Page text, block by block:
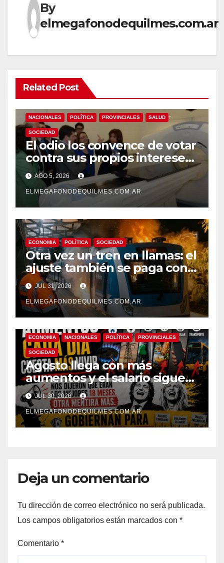
By
elmegafonodequilmes.com.ar
Related Post
NACIONALES POLÍTICA PROVINCIALES SALUD
SOCIEDAD
El odio los convence de votar
contra sus propios intereses.
Una Sociedad atrapada en la
grieta
AGO 5, 2026
ELMEGAFONODEQUILMES.COM.AR
ECONOMIA POLÍTICA SOCIEDAD
Otra vez un tren en llamas: el
ajuste también se paga con
seguridad
JUL 31, 2026
ELMEGAFONODEQUILMES.COM.AR
ECONOMIA NACIONALES POLÍTICA PROVINCIALES
SOCIEDAD
Agosto llega con más
aumentos y el salario sigue
perdiendo: el ajuste no lo
paga la casta
JUL 30, 2026
ELMEGAFONODEQUILMES.COM.AR
Deja un comentario
Tu dirección de correo electrónico no será publicada.
Los campos obligatorios están marcados con *
Comentario *